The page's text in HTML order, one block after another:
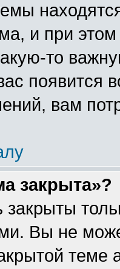
и при
то
появится
вам
закрыта»?
Вы не
теме